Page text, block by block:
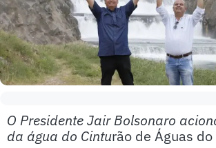
O Presidente Jair Bolsonaro
da água do Cinturão de Águas do